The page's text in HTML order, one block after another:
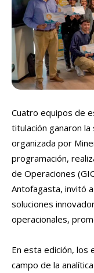
Cuatro equipos de
titulación ganaron
organizada por
programación,
de Operaciones
Antofagasta, invitó
soluciones
operacionales,
En esta edición,
campo de la